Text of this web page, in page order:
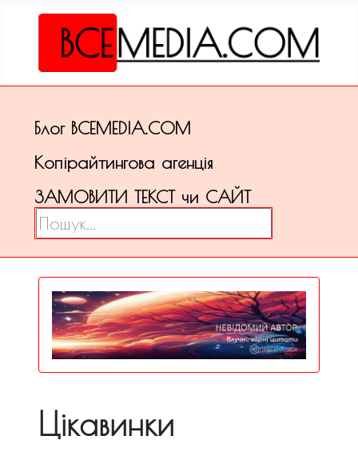
Блог ВСЕМЕDІА.COM
Копірайтингова агенція
ЗАМОВИТИ ТЕКСТ чи САЙТ
Пошук
Цікавинки